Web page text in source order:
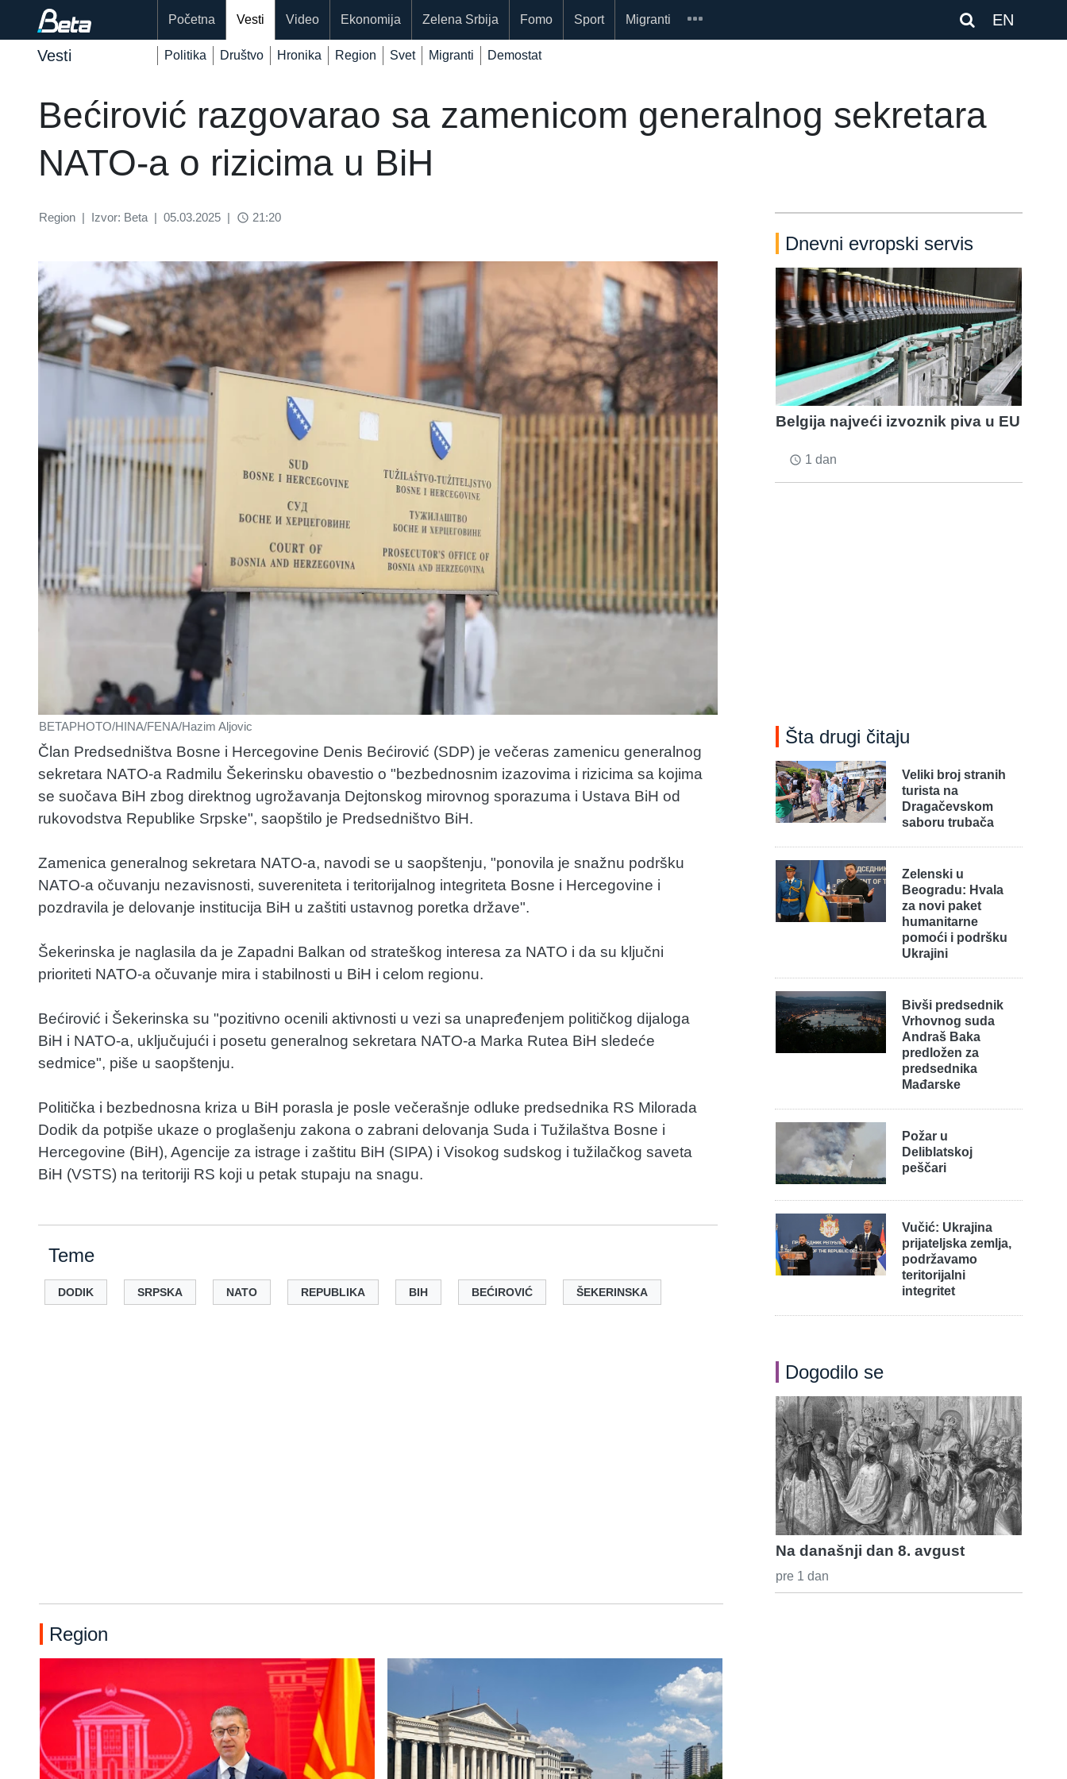
EN
Početna Vesti Video Ekonomija Zelena Srbija Fomo Sport Migranti
Vesti Politika Društvo Hronika Region Svet Migranti Demostat
Bećirović razgovarao sa zamenicom generalnog sekretara
NATO-a o rizicima u BiH
Region | Izvor: Beta | 05.03.2025 | access_time 21:20
BETAPHOTO/HINA/FENA/Hazim Aljovic
Član Predsedništva Bosne i Hercegovine Denis Bećirović (SDP) je večeras zamenicu generalnog
sekretara NATO-a Radmilu Šekerinsku obavestio o "bezbednosnim izazovima i rizicima sa kojima
se suočava BiH zbog direktnog ugrožavanja Dejtonskog mirovnog sporazuma i Ustava BiH od
rukovodstva Republike Srpske", saopštilo je Predsedništvo BiH.
Zamenica generalnog sekretara NATO-a, navodi se u saopštenju, "ponovila je snažnu podršku
NATO-a očuvanju nezavisnosti, suvereniteta i teritorijalnog integriteta Bosne i Hercegovine i
pozdravila je delovanje institucija BiH u zaštiti ustavnog poretka države".
Šekerinska je naglasila da je Zapadni Balkan od strateškog interesa za NATO i da su ključni
prioriteti NATO-a očuvanje mira i stabilnosti u BiH i celom regionu.
Bećirović i Šekerinska su "pozitivno ocenili aktivnosti u vezi sa unapređenjem političkog dijaloga
BiH i NATO-a, uključujući i posetu generalnog sekretara NATO-a Marka Rutea BiH sledeće
sedmice", piše u saopštenju.
Politička i bezbednosna kriza u BiH porasla je posle večerašnje odluke predsednika RS Milorada
Dodik da potpiše ukaze o proglašenju zakona o zabrani delovanja Suda i Tužilaštva Bosne i
Hercegovine (BiH), Agencije za istrage i zaštitu BiH (SIPA) i Visokog sudskog i tužilačkog saveta
BiH (VSTS) na teritoriji RS koji u petak stupaju na snagu.
Teme
DODIK SRPSKA NATO REPUBLIKA BIH BEĆIROVIĆ ŠEKERINSKA
Region
Dnevni evropski servis
Belgija najveći izvoznik piva u EU
access_time 1 dan
Šta drugi čitaju
Veliki broj stranih
turista na
Dragačevskom
saboru trubača
Zelenski u
Beogradu: Hvala
za novi paket
humanitarne
pomoći i podršku
Ukrajini
Bivši predsednik
Vrhovnog suda
Andraš Baka
predložen za
predsednika
Mađarske
Požar u
Deliblatskoj
peščari
Vučić: Ukrajina
prijateljska zemlja,
podržavamo
teritorijalni
integritet
Dogodilo se
Na današnji dan 8. avgust
pre 1 dan